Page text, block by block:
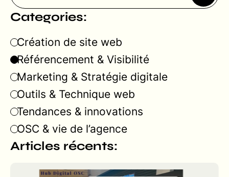
Categories:
Création de site web
Référencement & Visibilité
Marketing & Stratégie digitale
Outils & Technique web
Tendances & innovations
OSC & vie de l’agence
Articles récents: